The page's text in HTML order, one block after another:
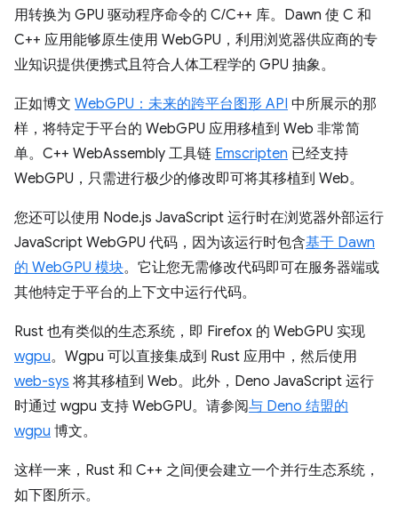
用转换为 GPU 驱动程序命令的 C/C++ 库。Dawn 使 C 和
C++ 应用能够原生使用 WebGPU，利用浏览器供应商的专
业知识提供便携式且符合人体工程学的 GPU 抽象。
正如博文 WebGPU：未来的跨平台图形 API 中所展示的那
样，将特定于平台的 WebGPU 应用移植到 Web 非常简
单。C++ WebAssembly 工具链 Emscripten 已经支持
WebGPU，只需进行极少的修改即可将其移植到 Web。
您还可以使用 Node.js JavaScript 运行时在浏览器外部运行
JavaScript WebGPU 代码，因为该运行时包含基于 Dawn
的 WebGPU 模块。它让您无需修改代码即可在服务器端或
其他特定于平台的上下文中运行代码。
Rust 也有类似的生态系统，即 Firefox 的 WebGPU 实现
wgpu。Wgpu 可以直接集成到 Rust 应用中，然后使用
web-sys 将其移植到 Web。此外，Deno JavaScript 运行
时通过 wgpu 支持 WebGPU。请参阅与 Deno 结盟的
wgpu 博文。
这样一来，Rust 和 C++ 之间便会建立一个并行生态系统，
如下图所示。